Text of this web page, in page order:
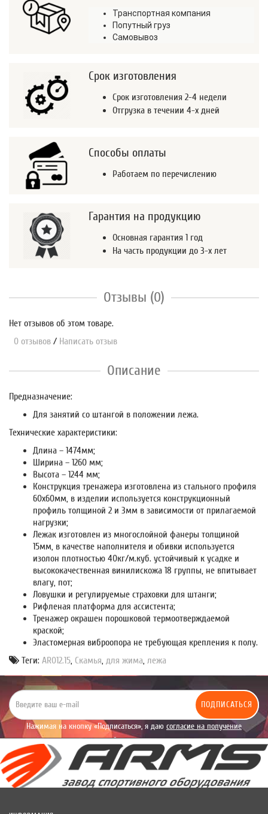
Транспортная компания
Попутный груз
Самовывоз
Срок изготовления
Срок изготовления 2-4 недели
Отгрузка в течении 4-х дней
Способы оплаты
Работаем по перечислению
Гарантия на продукцию
Основная гарантия 1 год
На часть продукции до 3-х лет
Отзывы (0)
Нет отзывов об этом товаре.
0 отзывов / Написать отзыв
Описание
Предназначение:
Для занятий со штангой в положении лежа.
Технические характеристики:
Длина – 1474мм;
Ширина – 1260 мм;
Высота – 1244 мм;
Конструкция тренажера изготовлена из стального профиля
60х60мм, в изделии используется конструкционный
профиль толщиной 2 и 3мм в зависимости от прилагаемой
нагрузки;
Лежак изготовлен из многослойной фанеры толщиной
15мм, в качестве наполнителя и обивки используется
изолон плотностью 40кг/м.куб. устойчивый к усадке и
высококачественная винилискожа 18 группы, не впитывает
влагу, пот;
Ловушки и регулируемые страховки для штанги;
Рифленая платформа для ассистента;
Тренажер окрашен порошковой термоотверждаемой
краской;
Эластомерная виброопора не требующая крепления к полу.
Теги: AR012.15, Скамья, для жима, лежа
ПОДПИСАТЬСЯ
Нажимая на кнопку «Подписаться», я даю согласие на получение
уведомлений рекламного характера.